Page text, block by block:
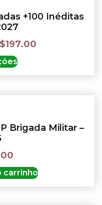
+100 Inéditas
197.00
Brigada Militar –
carrinho